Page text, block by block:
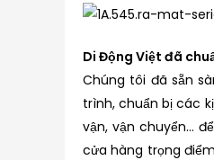
Di Động Việt đã
Chúng tôi đã sẵn
trình, chuẩn bị các
vận, vận chuyển…
cửa hàng trọng